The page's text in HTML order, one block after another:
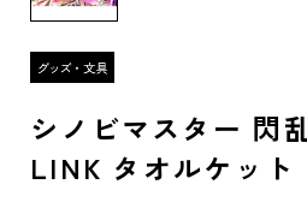
シノビマスター 閃
LINK タオルケット